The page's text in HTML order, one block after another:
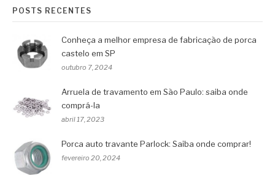
POSTS RECENTES
Conheça a melhor empresa de fabricação de porca
castelo em SP
outubro 7, 2024
Arruela de travamento em São Paulo: saiba onde
comprá-la
abril 17, 2023
Porca auto travante Parlock: Saiba onde comprar!
fevereiro 20, 2024